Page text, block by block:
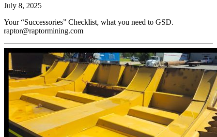
July 8, 2025
Your “Successories” Checklist, what you need to GSD.
raptor@raptormining.com